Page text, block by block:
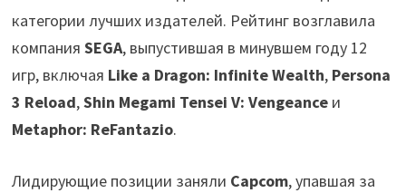
категории лучших издателей. Рейтинг возглавила
компания SEGA, выпустившая в минувшем году 12
игр, включая Like a Dragon: Infinite Wealth, Persona
3 Reload,Shin Megami Tensei V: Vengeanceи
Metaphor: ReFantazio.
Лидирующие позиции заняли Capcom, упавшая за